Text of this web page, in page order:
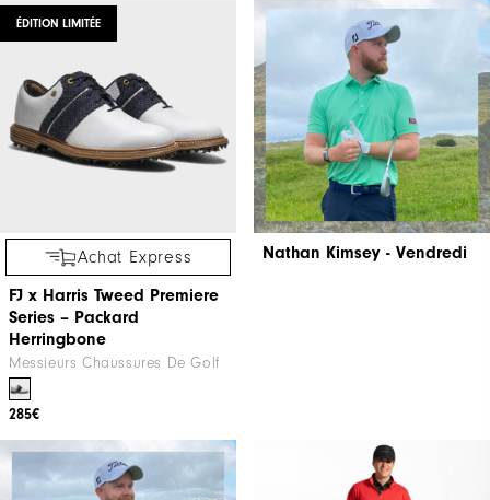
ÉDITION LIMITÉE
Achat Express
FJ x Harris Tweed​ Premiere
Series – Packard ​
Herringbone
Messieurs Chaussures De Golf
285€
Nathan Kimsey - Vendredi